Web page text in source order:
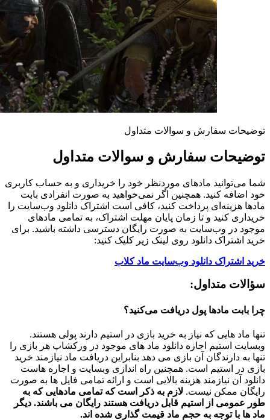
توضیحات سفارش و سوالات متداول
توضیحات سفارش و سوالات متداول
شما می‌توانید مادهای موردنظر خود را خریداری و به حساب کاربری
خود اضافه کنید. همچنین اگر نمی‌خواهید به صورت انفرادی بابت
مادها هزینه‌ای پرداخت کنید، کافی است اشتراک دانلود وب‌سایت را
خریداری کنید و تا زمان پایان مهلت اشتراک، به تمامی مادهای
موجود در وب‌سایت به صورت رایگان دسترسی داشته باشید. برای
خرید اشتراک دانلود روی لینک زیر کلیک کنید:
خرید اشتراک دانلود وب‌سایت ماد کلاب
سؤالات متداول:
چرا بابت مادها پول دریافت می‌کنید؟
تنها ماد هایی که نیاز به خرید بازی در استیم دارند پولی هستند.
وبسایت استیم اجازه دانلود ماد های موجود در ورکشاپ هر بازی را
تنها به دارندگان آن بازی می دهد بنابراین دریافت ماد نیازمند خرید
بازی در استیم است. همچنین راه اندازی وبسایت و اجاره هاست
دانلود آن نیازمند هزینه بالایی است و ارائه تمامی فایل ها به صورت
رایگان ممکن نیست. لازم به ذکر است که تمامی مادهایی که به
طور عمومی از استیم قابل دریافت هستند رایگان می باشند. دیگر
ماد ها با توجه به حجم ماد قیمت گذاری شده اند.